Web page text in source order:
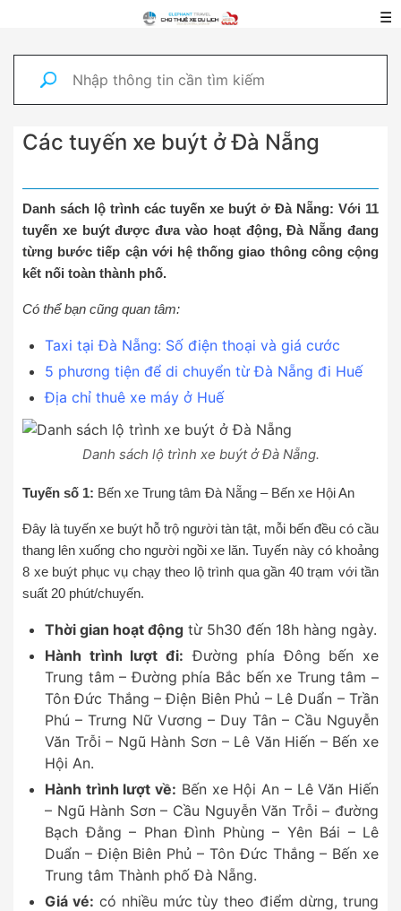
☰
Các tuyến xe buýt ở Đà Nẵng
Danh sách lộ trình các tuyến xe buýt ở Đà Nẵng: Với 11
tuyến xe buýt được đưa vào hoạt động, Đà Nẵng đang
từng bước tiếp cận với hệ thống giao thông công cộng
kết nối toàn thành phố.
Có thể bạn cũng quan tâm:
Taxi tại Đà Nẵng: Số điện thoại và giá cước
5 phương tiện để di chuyển từ Đà Nẵng đi Huế
Địa chỉ thuê xe máy ở Huế
Danh sách lộ trình xe buýt ở Đà Nẵng.
Tuyến số 1: Bến xe Trung tâm Đà Nẵng – Bến xe Hội An
Đây là tuyến xe buýt hỗ trộ người tàn tật, mỗi bến đều có cầu
thang lên xuống cho người ngồi xe lăn. Tuyến này có khoảng
8 xe buýt phục vụ chạy theo lộ trình qua gần 40 trạm với tần
suất 20 phút/chuyến.
Thời gian hoạt động từ 5h30 đến 18h hàng ngày.
Hành trình lượt đi: Đường phía Đông bến xe
Trung tâm – Đường phía Bắc bến xe Trung tâm –
Tôn Đức Thắng – Điện Biên Phủ – Lê Duẩn – Trần
Phú – Trưng Nữ Vương – Duy Tân – Cầu Nguyễn
Văn Trỗi – Ngũ Hành Sơn – Lê Văn Hiến – Bến xe
Hội An.
Hành trình lượt về: Bến xe Hội An – Lê Văn Hiến
– Ngũ Hành Sơn – Cầu Nguyễn Văn Trỗi – đường
Bạch Đằng – Phan Đình Phùng – Yên Bái – Lê
Duẩn – Điện Biên Phủ – Tôn Đức Thắng – Bến xe
Trung tâm Thành phố Đà Nẵng.
Giá vé: có nhiều mức tùy theo điểm dừng, trung